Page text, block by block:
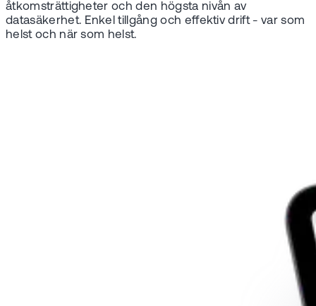
åtkomsträttigheter och den högsta nivån av
datasäkerhet. Enkel tillgång och effektiv drift - var som
helst och när som helst.